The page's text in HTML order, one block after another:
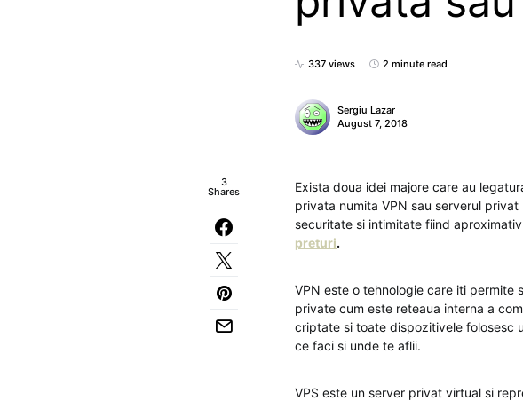
337 views 2 minute read
Sergiu Lazar
August 7, 2018
3
Shares
Exista doua idei majore care au
privata numita VPN sau serverul
securitate si intimitate fiind
preturi.
VPN este o tehnologie care iti permite
private cum este reteaua interna a
criptate si toate dispozitivele folosesc
ce faci si unde te aflii.
VPS este un server privat virtual si